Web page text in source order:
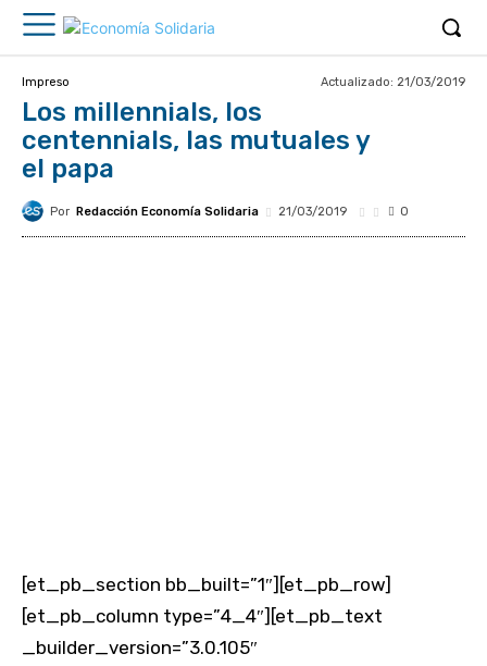
Impreso Actualizado: 21/03/2019
Los millennials, los
centennials, las mutuales y
el papa
Por Redacción Economía Solidaria 21/03/2019 0
[et_pb_section bb_built=”1″][et_pb_row]
[et_pb_column type=”4_4″][et_pb_text
_builder_version=”3.0.105″